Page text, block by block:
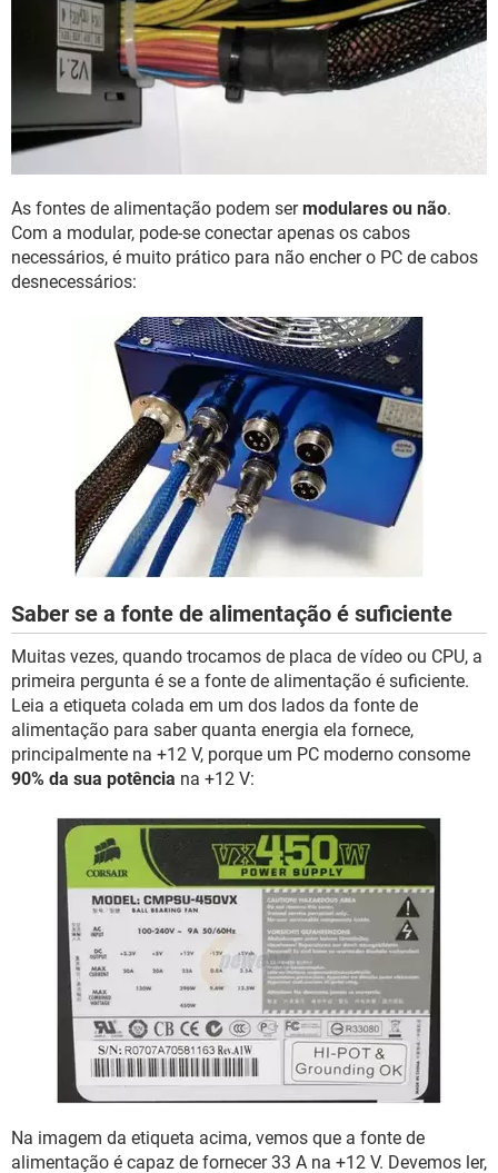
As fontes de alimentação podem sermodulares ou não.
Com a modular, pode-se conectar apenas os cabos
necessários, é muito prático para não encher o PC de cabos
desnecessários:
Saber se a fonte de alimentação é suficiente
Muitas vezes, quando trocamos de placa de vídeo ou CPU, a
primeira pergunta é se a fonte de alimentação é suficiente.
Leia a etiqueta colada em um dos lados da fonte de
alimentação para saber quanta energia ela fornece,
principalmente na +12 V, porque um PC moderno consome
90% da sua potência na +12 V:
Na imagem da etiqueta acima, vemos que a fonte de
alimentação é capaz de fornecer 33 A na +12 V. Devemos ler,